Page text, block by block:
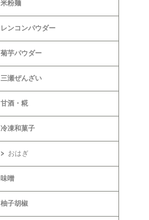
米粉麺
レンコンパウダー
菊芋パウダー
三瀬ぜんざい
甘酒・糀
冷凍和菓子
おはぎ
味噌
柚子胡椒